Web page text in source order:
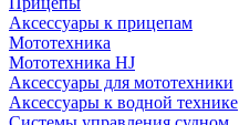
Аксессуары к прицепам
Мототехника
Мототехника HJ
Аксессуары для мототехники
Аксессуары к водной технике